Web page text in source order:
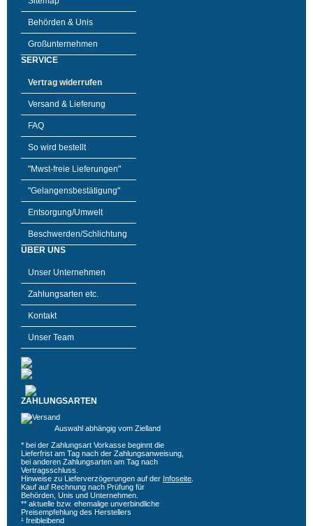
Behörden & Unis
Großunternehmen
SERVICE
Vertrag widerrufen
Versand & Lieferung
FAQ
So wird bestellt
"Mwst-freie Lieferungen"
"Gelangensbestätigung"
Entsorgung/Umwelt
Beschwerden/Schlichtung
ÜBER UNS
Unser Unternehmen
Zahlungsarten etc.
Kontakt
Unser Team
ZAHLUNGSARTEN
Auswahl abhängig vom Zielland
* bei der Zahlungsart Vorkasse beginnt die
Lieferfrist am Tag nach der Zahlungsanweisung,
bei anderen Zahlungsarten am Tag nach
Vertragsschluss.
Hinweise zu Lieferverzögerungen auf der Infoseite
Kauf auf Rechnung nach Prüfung für
Behörden, Unis und Unternehmen.
** aktuelle bzw. ehemalige unverbindliche
Preisempfehlung des Herstellers
¹ freibleibend